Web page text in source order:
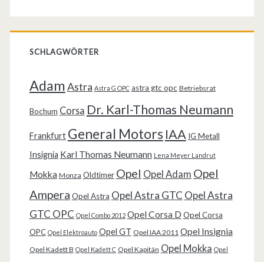
SCHLAGWÖRTER
AdamAstra Astra G OPC astra gtc opc Betriebsrat
Bochum Corsa Dr. Karl-Thomas Neumann
Frankfurt General Motors IAA IG Metall
Insignia Karl Thomas Neumann Lena Meyer Landrut
Mokka Monza Oldtimer Opel Opel Adam Opel
Ampera Opel Astra Opel Astra GTC Opel Astra
GTC OPC Opel Combo 2012 Opel Corsa D Opel Corsa
OPC Opel Elektroauto Opel GT Opel IAA 2011 Opel Insignia
Opel Kadett B Opel Kadett C Opel Kapitän Opel Mokka Opel